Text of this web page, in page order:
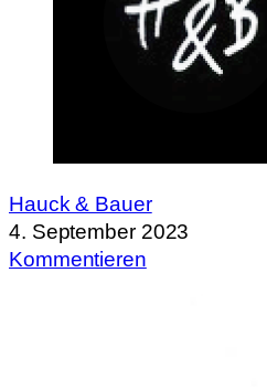
Hauck & Bauer
4. September 2023
Kommentieren